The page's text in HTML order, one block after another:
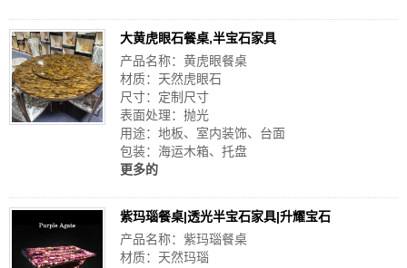
大黄虎眼石餐桌,半宝石家具
产品名称：黄虎眼餐桌
材质：天然虎眼石
尺寸：定制尺寸
表面处理：抛光
用途：地板、室内装饰、台面
包装：海运木箱、托盘
更多的
紫玛瑙餐桌|透光半宝石家具|升耀宝石
产品名称：紫玛瑙餐桌
材质：天然玛瑙